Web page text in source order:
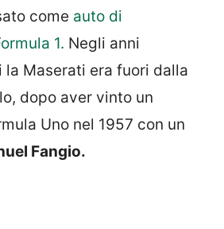
come auto di
1. Negli anni
la Maserati era fuori dalla
dopo aver vinto un
Uno nel 1957 con un
Fangio.